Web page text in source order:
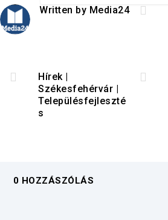
Written by Media24 
 Hírek|
Székesfehérvár
Településfejleszté
s

0 HOZZÁSZÓLÁS